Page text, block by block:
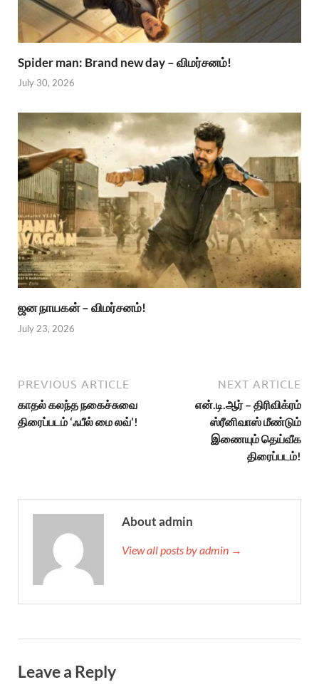
Spider man: Brand new day – விமர்சனம்!
July 30, 2026
ஜன நாயகன் – விமர்சனம்!
July 23, 2026
PREVIOUS ARTICLE
காதல் கலந்த நகைச்சுவை
திரைப்படம் ‘ஃபீல் மை லவ்’!
NEXT ARTICLE
என்.டி.ஆர் – திரிவிக்ரம்
ஸ்ரீனிவாஸ் மீண்டும்
இணையும் தெய்வீக
திரைப்படம்!
About admin
View all posts by admin →
Leave a Reply